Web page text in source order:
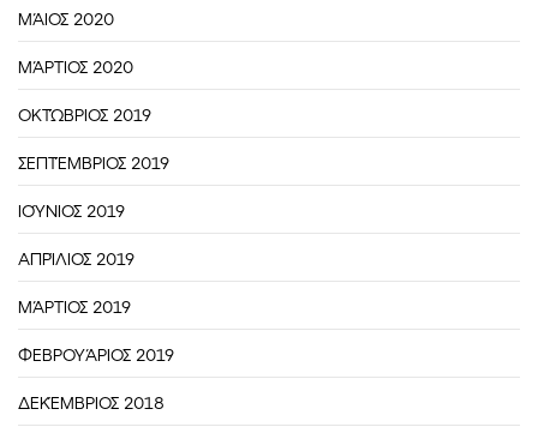
ΜΆΙΟΣ 2020
ΜΆΡΤΙΟΣ 2020
ΟΚΤΏΒΡΙΟΣ 2019
ΣΕΠΤΈΜΒΡΙΟΣ 2019
ΙΟΎΝΙΟΣ 2019
ΑΠΡΊΛΙΟΣ 2019
ΜΆΡΤΙΟΣ 2019
ΦΕΒΡΟΥΆΡΙΟΣ 2019
ΔΕΚΈΜΒΡΙΟΣ 2018